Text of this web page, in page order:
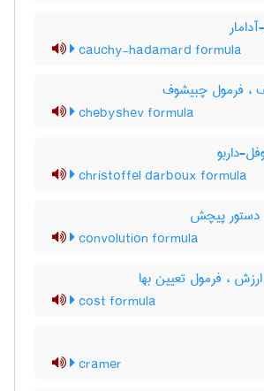
cauchy-hadamard formula
، فرمول چبیشوف
chebyshev formula
داربو
christoffel darboux formula
دستور پیچش
convolution formula
، فرمول تعیین بها
cost formula
cramer